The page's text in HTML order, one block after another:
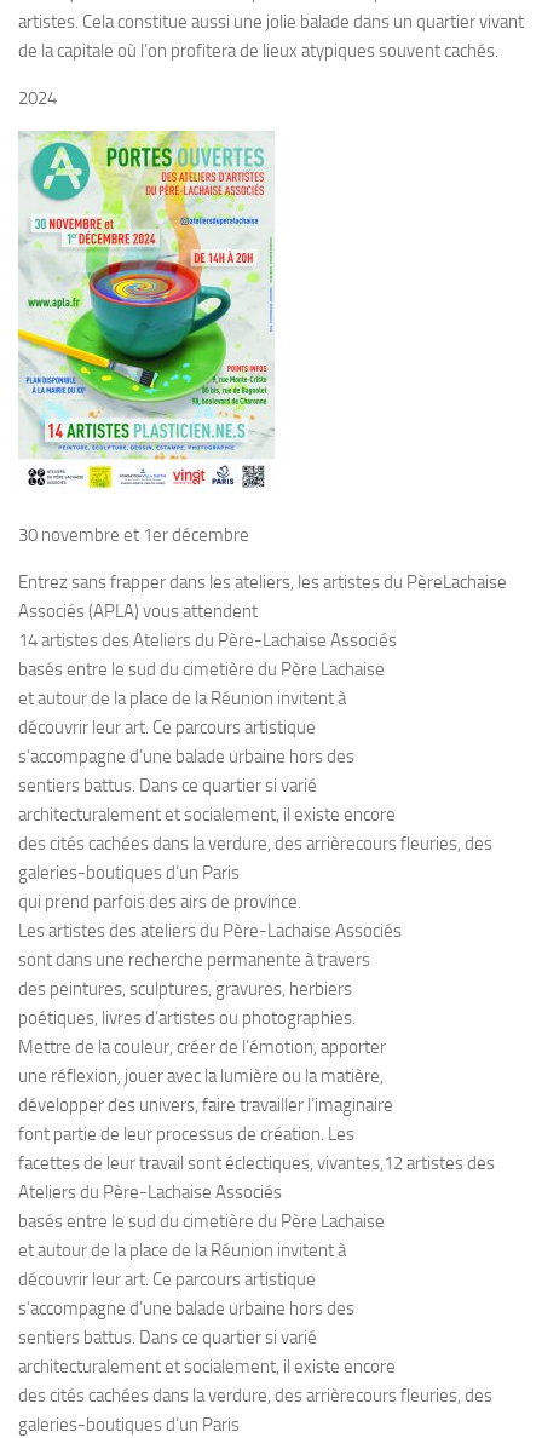
artistes. Cela constitue aussi une jolie balade dans un quartier vivant
de la capitale où l’on profitera de lieux atypiques souvent cachés.
2024
30 novembre et 1er décembre
Entrez sans frapper dans les ateliers, les artistes du PèreLachaise
Associés (APLA) vous attendent
14 artistes des Ateliers du Père-Lachaise Associés
basés entre le sud du cimetière du Père Lachaise
et autour de la place de la Réunion invitent à
découvrir leur art. Ce parcours artistique
s’accompagne d’une balade urbaine hors des
sentiers battus. Dans ce quartier si varié
architecturalement et socialement, il existe encore
des cités cachées dans la verdure, des arrièrecours fleuries, des
galeries-boutiques d’un Paris
qui prend parfois des airs de province.
Les artistes des ateliers du Père-Lachaise Associés
sont dans une recherche permanente à travers
des peintures, sculptures, gravures, herbiers
poétiques, livres d’artistes ou photographies.
Mettre de la couleur, créer de l’émotion, apporter
une réflexion, jouer avec la lumière ou la matière,
développer des univers, faire travailler l’imaginaire
font partie de leur processus de création. Les
facettes de leur travail sont éclectiques, vivantes,12 artistes des
Ateliers du Père-Lachaise Associés
basés entre le sud du cimetière du Père Lachaise
et autour de la place de la Réunion invitent à
découvrir leur art. Ce parcours artistique
s’accompagne d’une balade urbaine hors des
sentiers battus. Dans ce quartier si varié
architecturalement et socialement, il existe encore
des cités cachées dans la verdure, des arrièrecours fleuries, des
galeries-boutiques d’un Paris